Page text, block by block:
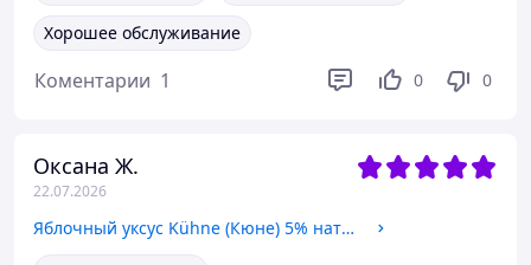
Хорошее обслуживание
Коментарии 1 0 0
Оксана Ж.
22.07.2026
Яблочный уксус Kühne (Кюне) 5% натуральный 750 мл